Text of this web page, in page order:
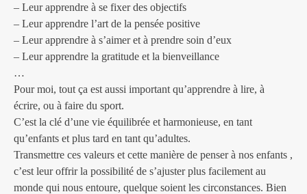
– Leur apprendre à se fixer des objectifs
– Leur apprendre l’art de la pensée positive
– Leur apprendre à s’aimer et à prendre soin d’eux
– Leur apprendre la gratitude et la bienveillance
…
Pour moi, tout ça est aussi important qu’apprendre à lire, à
écrire, ou à faire du sport.
C’est la clé d’une vie équilibrée et harmonieuse, en tant
qu’enfants et plus tard en tant qu’adultes.
Transmettre ces valeurs et cette manière de penser à nos enfants ,
c’est leur offrir la possibilité de s’ajuster plus facilement au
monde qui nous entoure, quelque soient les circonstances. Bien